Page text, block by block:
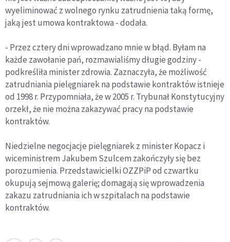
wyeliminować z wolnego rynku zatrudnienia taką formę,
jaką jest umowa kontraktowa - dodała.
- Przez cztery dni wprowadzano mnie w błąd. Byłam na
każde zawołanie pań, rozmawialiśmy długie godziny -
podkreśliła minister zdrowia. Zaznaczyła, że możliwość
zatrudniania pielęgniarek na podstawie kontraktów istnieje
od 1998 r. Przypomniała, że w 2005 r. Trybunał Konstytucyjny
orzekł, że nie można zakazywać pracy na podstawie
kontraktów.
Niedzielne negocjacje pielęgniarek z minister Kopacz i
wiceministrem Jakubem Szulcem zakończyły się bez
porozumienia. Przedstawicielki OZZPiP od czwartku
okupują sejmową galerię; domagają się wprowadzenia
zakazu zatrudniania ich w szpitalach na podstawie
kontraktów.